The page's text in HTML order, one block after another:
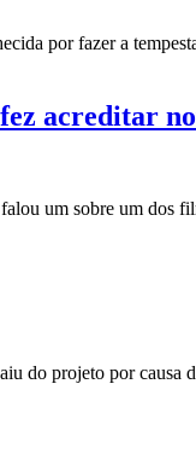
por fazer a
acreditar
um sobre um dos
do projeto por causa